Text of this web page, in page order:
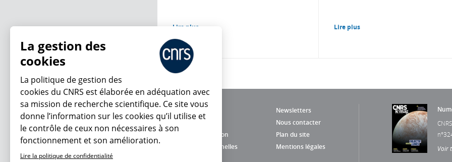
Lire plus Lire plus
Newsletters
Nous contacter
Charte d'utilisation
Plan du site
Données personnelles
Mentions légales
Voir
En ce moment
La gestion des
cookies
La politique de gestion des
cookies du CNRS est élaborée en adéquation avec
sa mission de recherche scientifique. Ce site vous
donne l’information sur les cookies qu’il utilise et
le contrôle de ceux non nécessaires à son
fonctionnement et son amélioration.
Lire la politique de confidentialité